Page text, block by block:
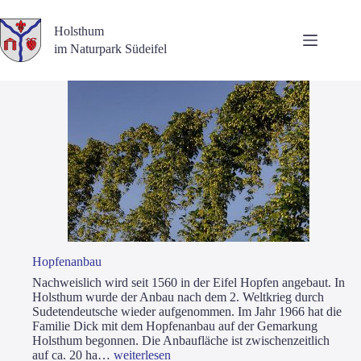
Inhalt
springen
Holsthum
im Naturpark Südeifel
Hop­fen­an­bau
Nach­weis­lich wird seit 1560 in der Eifel Hop­fen ange­baut. In
Holst­hum wur­de der Anbau nach dem 2. Welt­krieg durch
Sude­ten­deut­sche wie­der auf­ge­nom­men. Im Jahr 1966 hat die
Fami­lie Dick mit dem Hop­fen­an­bau auf der Gemar­kung
Holst­hum begon­nen. Die Anbau­flä­che ist zwi­schen­zeit­lich
auf ca. 20 ha… Hop­
wei­ter­le­sen